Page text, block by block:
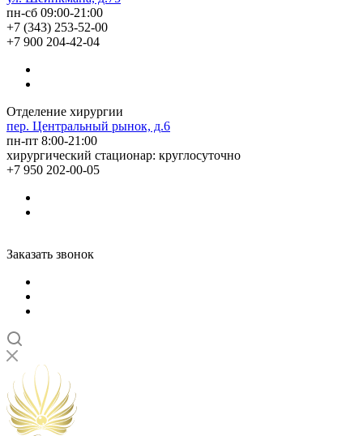
пн-сб 09:00-21:00
+7 (343) 253-52-00
+7 900 204-42-04
Отделение хирургии
пер. Центральный рынок, д.6
пн-пт 8:00-21:00
хирургический стационар: круглосуточно
+7 950 202-00-05
Заказать звонок